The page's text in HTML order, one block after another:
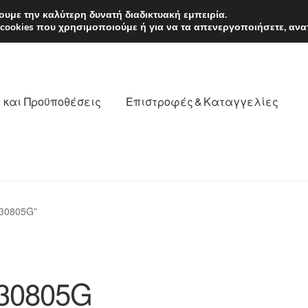
Δευτέρα-Παρ.
και Προϋποθέσεις Επιστροφές & Καταγγελίες
την καλύτερη δυνατή διαδικτυακή εμπειρία.
που χρησιμοποιούμε ή για να τα απενεργοποιήσετε,